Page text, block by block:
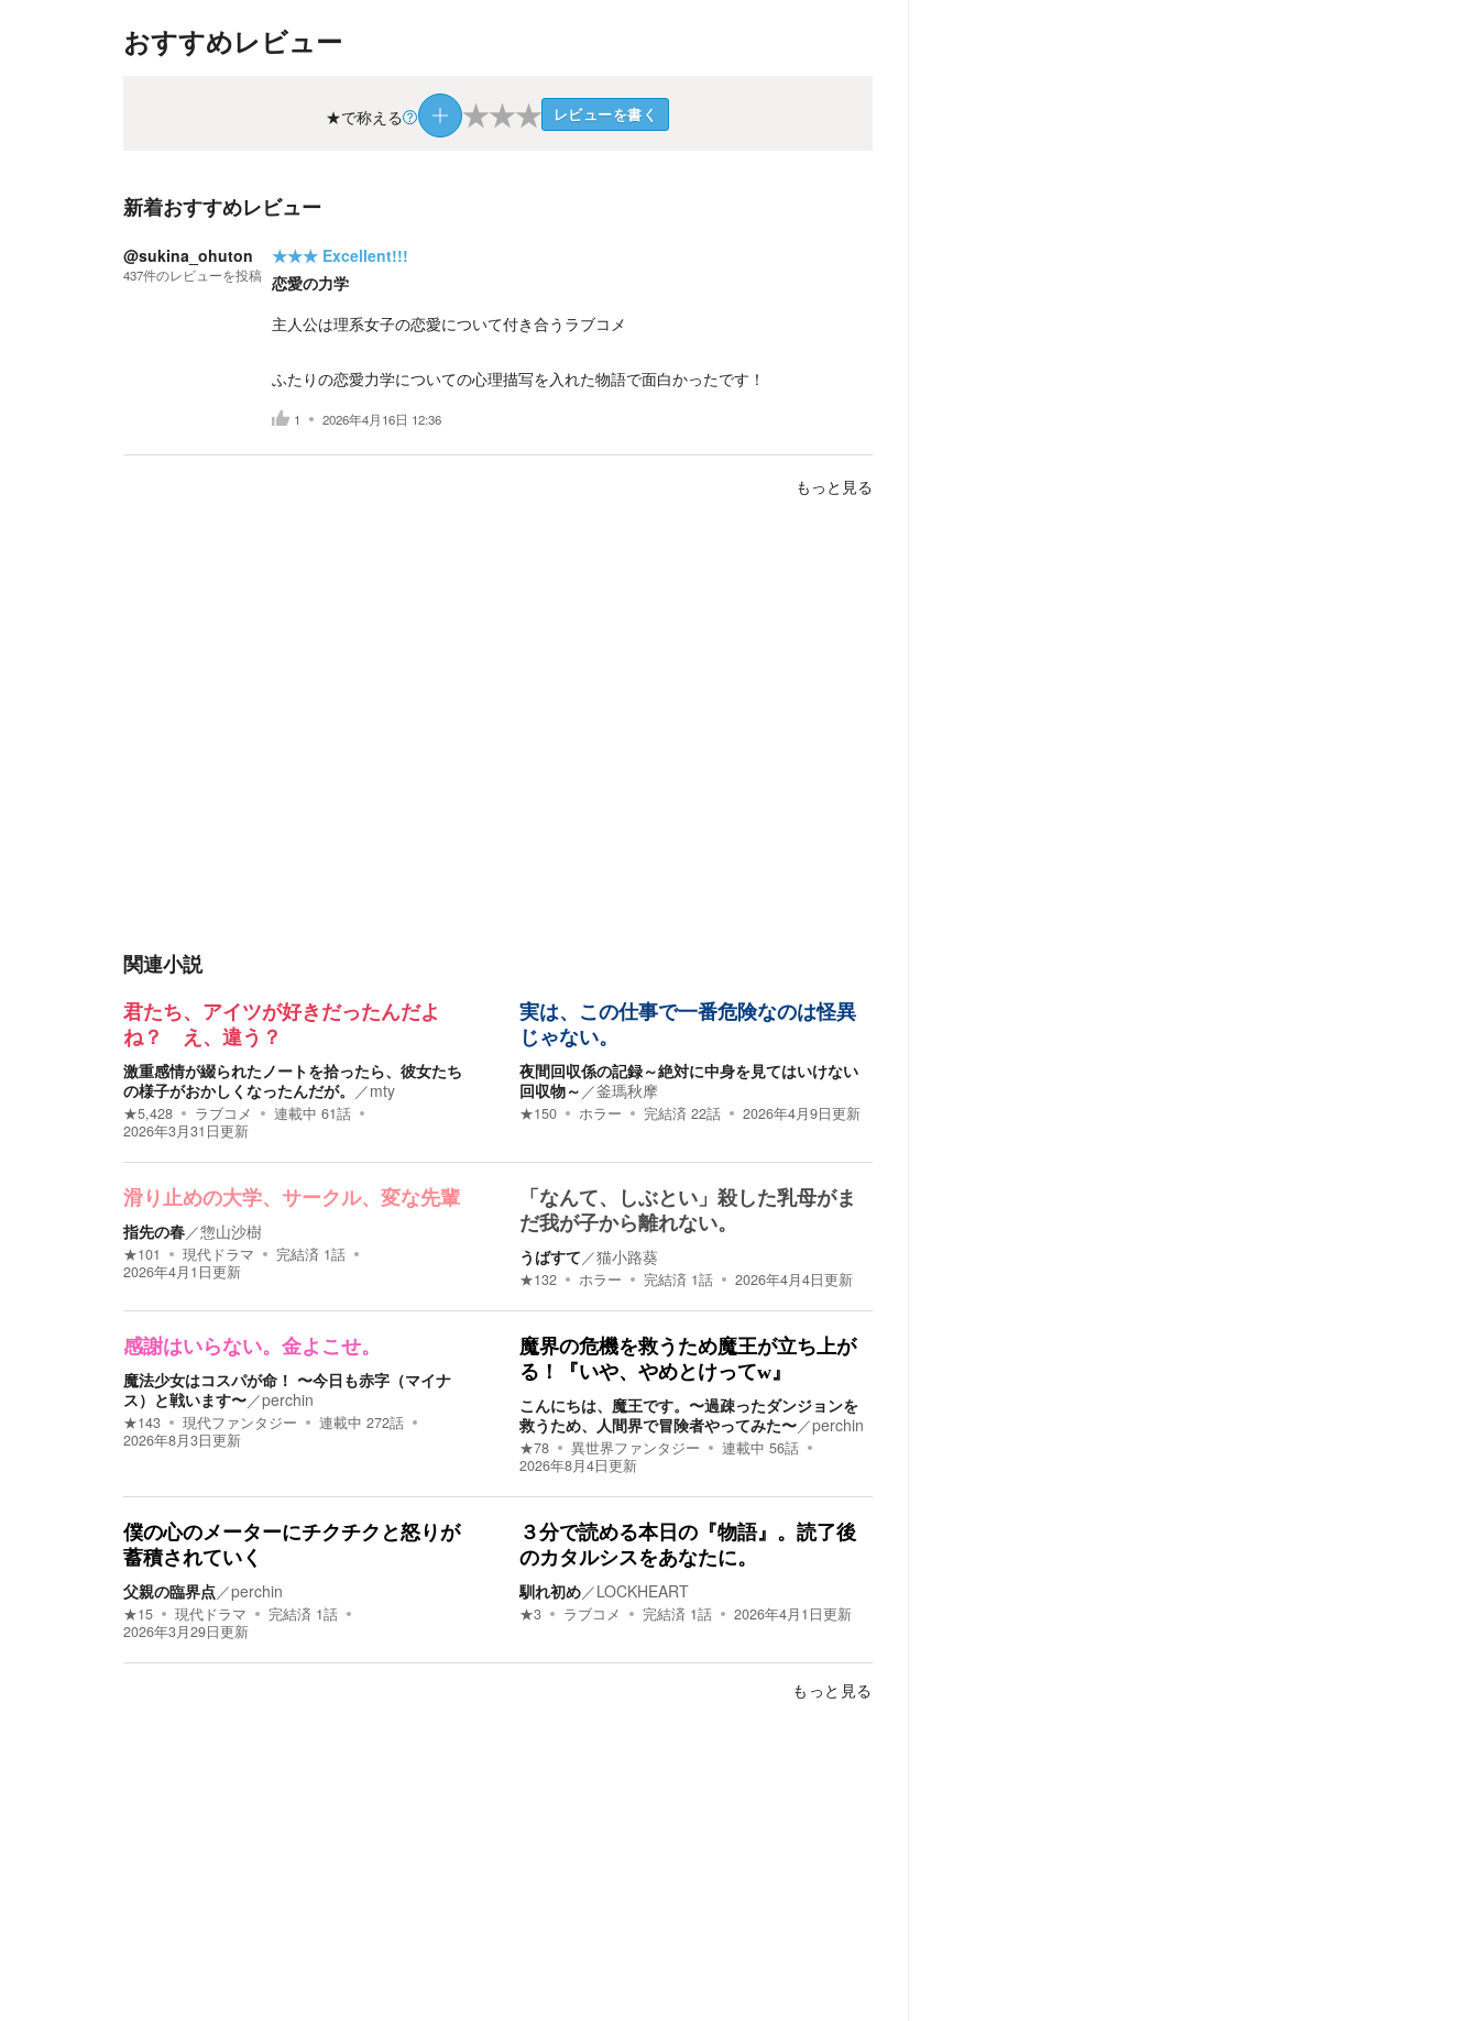
おすすめレビュー
★で称える ★★★ レビューを書く
新着おすすめレビュー
@sukina_ohuton
437件のレビューを投稿
★★★ Excellent!!!
恋愛の力学
主人公は理系女子の恋愛について付き合うラブコメ
ふたりの恋愛力学についての心理描写を入れた物語で面白かったです！
1 2026年4月16日 12:36
もっと見る
関連小説
君たち、アイツが好きだったんだよ
ね？ え、違う？
激重感情が綴られたノートを拾ったら、彼女たち
の様子がおかしくなったんだが。 ／mty
★5,428 ラブコメ 連載中 61話
2026年3月31日更新
実は、この仕事で一番危険なのは怪異
じゃない。
夜間回収係の記録～絶対に中身を見てはいけない
回収物～ ／釜瑪秋摩
★150 ホラー 完結済 22話 2026年4月9日更新
滑り止めの大学、サークル、変な先輩
指先の春／惣山沙樹
★101 現代ドラマ 完結済 1話
2026年4月1日更新
「なんて、しぶとい」殺した乳母がま
だ我が子から離れない。
うばすて／猫小路葵
★132 ホラー 完結済 1話 2026年4月4日更新
感謝はいらない。金よこせ。
魔法少女はコスパが命！ 〜今日も赤字（マイナ
ス）と戦います〜／perchin
★143 現代ファンタジー 連載中 272話
2026年8月3日更新
魔界の危機を救うため魔王が立ち上が
る！『いや、やめとけってw』
こんにちは、魔王です。〜過疎ったダンジョンを
救うため、人間界で冒険者やってみた〜／perchin
★78 異世界ファンタジー 連載中 56話
2026年8月4日更新
僕の心のメーターにチクチクと怒りが
蓄積されていく
父親の臨界点／perchin
★15 現代ドラマ 完結済 1話
2026年3月29日更新
３分で読める本日の『物語』。読了後
のカタルシスをあなたに。
馴れ初め／LOCKHEART
★3 ラブコメ 完結済 1話 2026年4月1日更新
もっと見る